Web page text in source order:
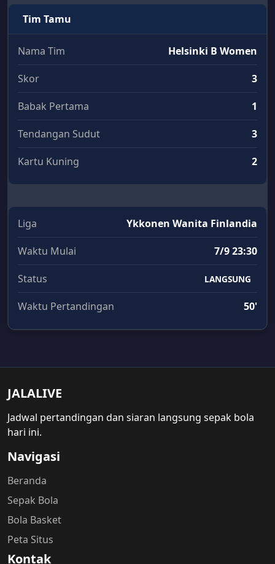
Tim Tamu
Nama Tim Helsinki B Women
Skor 3
Babak Pertama 1
Tendangan Sudut 3
Kartu Kuning 2
Liga Ykkonen Wanita Finlandia
Waktu Mulai 7/9 23:30
Status LANGSUNG
Waktu Pertandingan 50'
JALALIVE
Jadwal pertandingan dan siaran langsung sepak bola
hari ini.
Navigasi
Beranda
Sepak Bola
Bola Basket
Peta Situs
Kontak